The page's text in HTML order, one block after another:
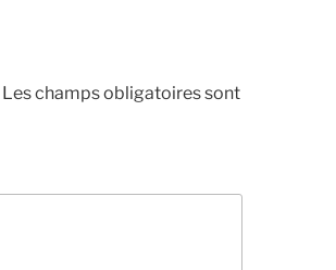
Les champs obligatoires sont